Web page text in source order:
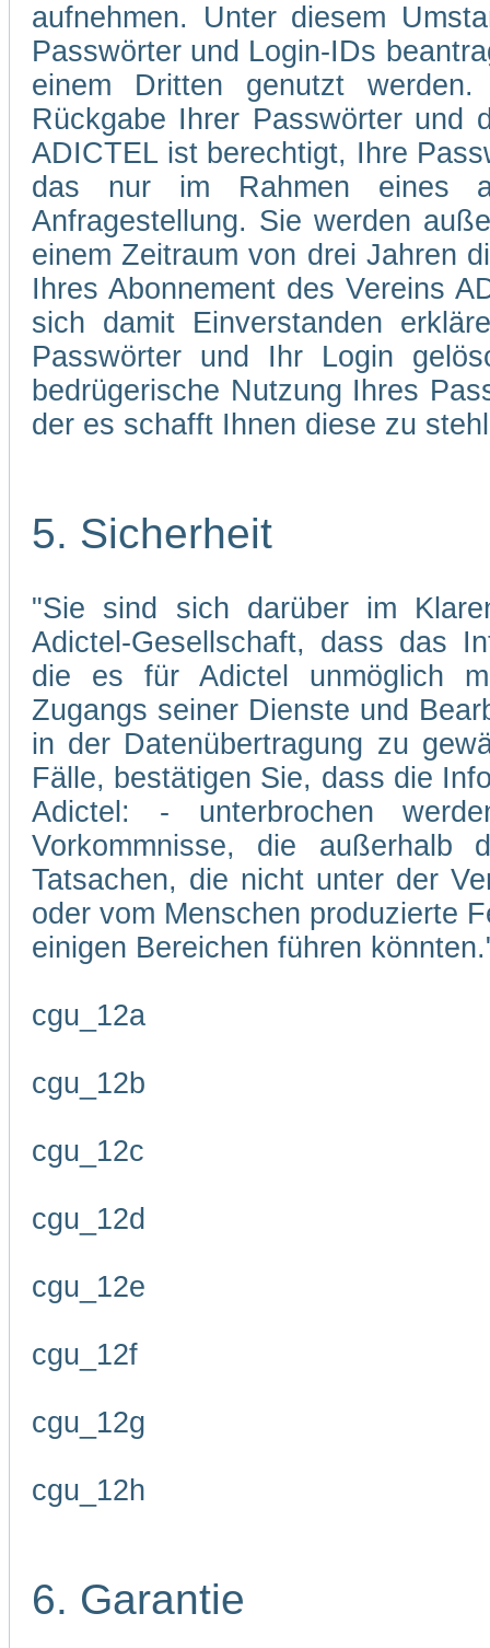
aufnehmen. Unter diesem
Passwörter und Login-IDs
einem Dritten genutzt
Rückgabe Ihrer Passwörter und
ADICTEL ist berechtigt, Ihre
das nur im Rahmen eines
Anfragestellung. Sie werden
einem Zeitraum von drei Jahren
Ihres Abonnement des Vereins
sich damit Einverstanden
Passwörter und Ihr Login
bedrügerische Nutzung Ihres
der es schafft Ihnen diese zu
5. Sicherheit
"Sie sind sich darüber im
Adictel-Gesellschaft, dass das
die es für Adictel unmöglich
Zugangs seiner Dienste und
in der Datenübertragung zu
Fälle, bestätigen Sie, dass die
Adictel: - unterbrochen
Vorkommnisse, die
Tatsachen, die nicht unter der
oder vom Menschen produzierte
einigen Bereichen führen
cgu_12a
cgu_12b
cgu_12c
cgu_12d
cgu_12e
cgu_12f
cgu_12g
cgu_12h
6. Garantie